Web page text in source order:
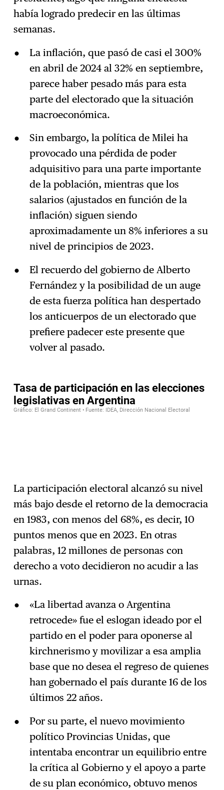
había logrado predecir en las últimas
semanas.
La inflación, que pasó de casi el 300%
en abril de 2024 al 32% en septiembre,
parece haber pesado más para esta
parte del electorado que la situación
macroeconómica.
Sin embargo, la política de Milei ha
provocado una pérdida de poder
adquisitivo para una parte importante
de la población, mientras que los
salarios (ajustados en función de la
inflación) siguen siendo
aproximadamente un 8% inferiores a su
nivel de principios de 2023.
El recuerdo del gobierno de Alberto
Fernández y la posibilidad de un auge
de esta fuerza política han despertado
los anticuerpos de un electorado que
prefiere padecer este presente que
volver al pasado.
La participación electoral alcanzó su nivel
más bajo desde el retorno de la democracia
en 1983, con menos del 68%, es decir, 10
puntos menos que en 2023. En otras
palabras, 12 millones de personas con
derecho a voto decidieron no acudir a las
urnas.
«La libertad avanza o Argentina
retrocede» fue el eslogan ideado por el
partido en el poder para oponerse al
kirchnerismo y movilizar a esa amplia
base que no desea el regreso de quienes
han gobernado el país durante 16 de los
últimos 22 años.
Por su parte, el nuevo movimiento
político Provincias Unidas, que
intentaba encontrar un equilibrio entre
la crítica al Gobierno y el apoyo a parte
de su plan económico, obtuvo menos